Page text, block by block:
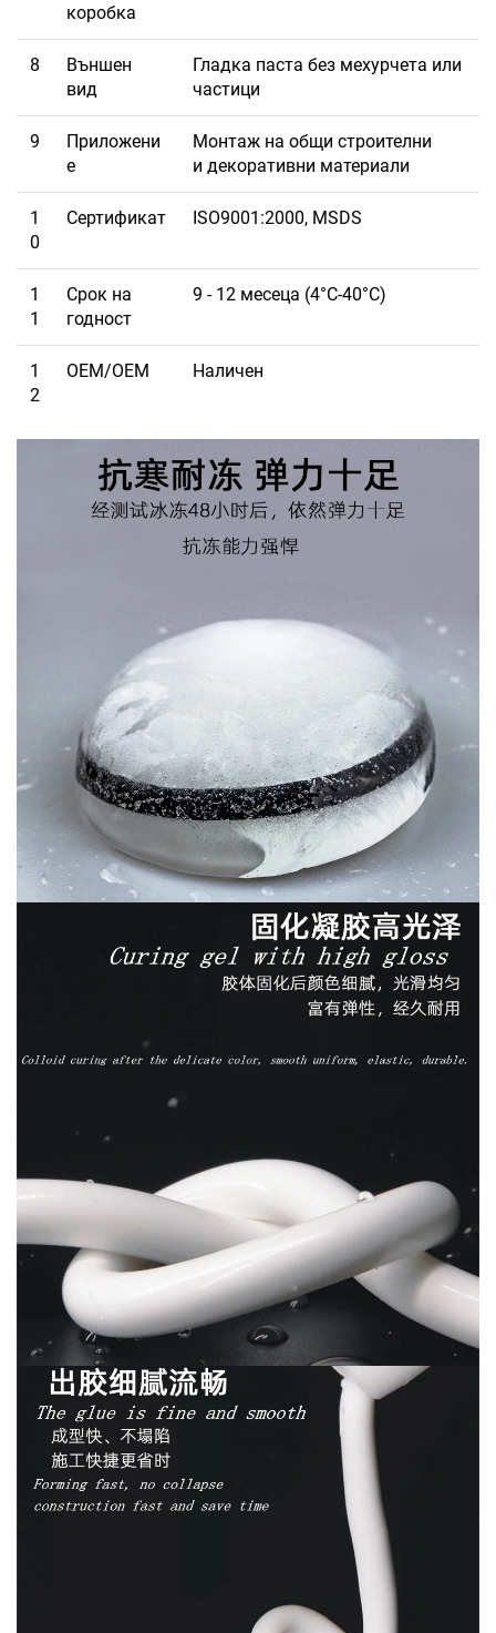
коробка
8
Външен
вид
Гладка паста без мехурчета или
частици
9
Приложени
е
Монтаж на общи строителни
и декоративни материали
1
0
Сертификат ISO9001:2000, MSDS
1
1
Срок на
годност
9 - 12 месеца (4°C-40°C)
1
2
OEM/OEM Наличен